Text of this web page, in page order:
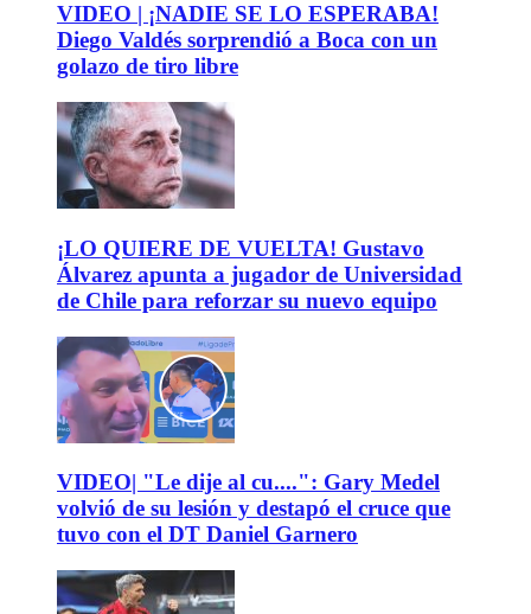
VIDEO | ¡NADIE SE LO ESPERABA!
Diego Valdés sorprendió a Boca con un
golazo de tiro libre
¡LO QUIERE DE VUELTA! Gustavo
Álvarez apunta a jugador de Universidad
de Chile para reforzar su nuevo equipo
VIDEO| "Le dije al cu....": Gary Medel
volvió de su lesión y destapó el cruce que
tuvo con el DT Daniel Garnero